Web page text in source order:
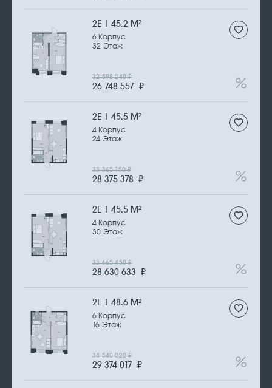
2Е | 45.2 М2
6 Корпус
32 Этаж
26 748 557 ₽
32 598 240₽
2Е | 45.5 М2
4 Корпус
24 Этаж
28 375 378 ₽
33 365 150₽
2Е | 45.5 М2
4 Корпус
30 Этаж
28 630 633 ₽
33 665 450₽
2Е | 48.6 М2
6 Корпус
16 Этаж
29 374 017 ₽
34 540 020₽